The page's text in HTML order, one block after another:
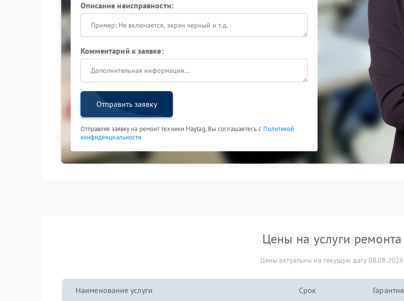
Описание неисправности:
Комментарий к заявке:
Отправить заявку
Отправляя заявку на ремонт техники Maytag, Вы соглашаетесь с Политикой
конфиденциальности
Цены на услуги ремонта
Цены актуальны на текущую дату 08.08.2026
Наименование услуги Срок Гарантия